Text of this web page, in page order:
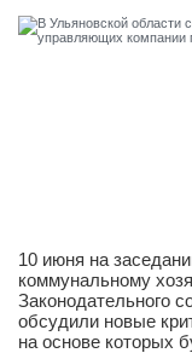
10 июня на
коммунальному
Законодательного
обсудили новые
на основе которых